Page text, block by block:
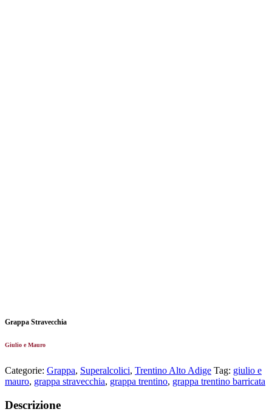
Grappa Stravecchia
Giulio e Mauro
Categorie: Grappa, Superalcolici, Trentino Alto Adige Tag: giulio e
mauro, grappa stravecchia, grappa trentino, grappa trentino barricata
Descrizione